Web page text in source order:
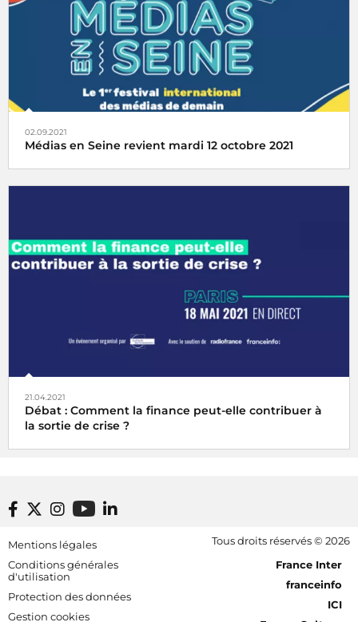
02.09.2021
Médias en Seine revient mardi 12 octobre 2021
21.04.2021
Débat : Comment la finance peut-elle contribuer à
la sortie de crise ?
Le Cercle des économistes organise, avec le soutien de
Radio France et de franceinfo, une journée de débats sur
Footer bottom
Mentions légales
Conditions générales
d'utilisation
Protection des données
Gestion cookies
Tous droits réservés © 2026
[RDF] Pied de page - Mobile
France Inter
franceinfo
ICI